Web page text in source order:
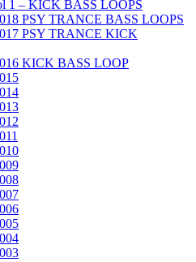
1 – KICK BASS LOOPS
PSY TRANCE BASS LOOPS
PSY TRANCE KICK
KICK BASS LOOP